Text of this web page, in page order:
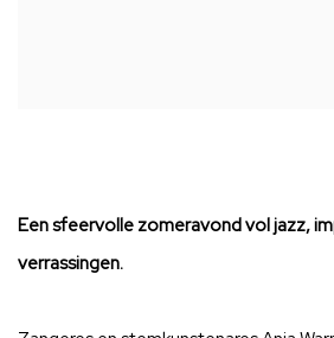
Een sfeervolle zomeravond vol jazz,
verrassingen.